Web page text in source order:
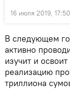
16 июля 2019, 17:50
В следующем
активно
изучит и
реализацию
триллиона